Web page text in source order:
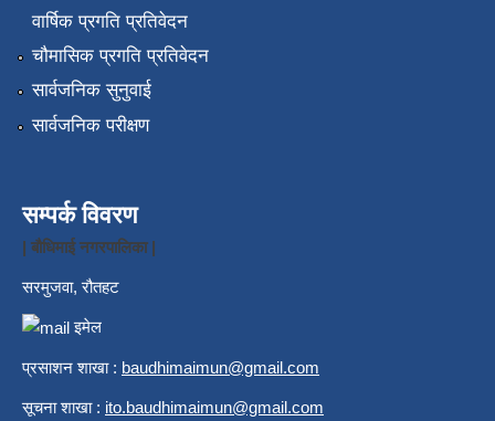
वार्षिक प्रगति प्रतिवेदन
चौमासिक प्रगति प्रतिवेदन
सार्वजनिक सुनुवाई
सार्वजनिक परीक्षण
सम्पर्क विवरण
| बौधिमाई नगरपालिका |
सरमुजवा, रौतहट
इमेल
प्रसाशन शाखा : baudhimaimun@gmail.com
सूचना शाखा : ito.baudhimaimun@gmail.com